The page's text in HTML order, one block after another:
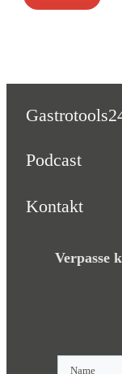
Podcast
Kontakt
Verpasse